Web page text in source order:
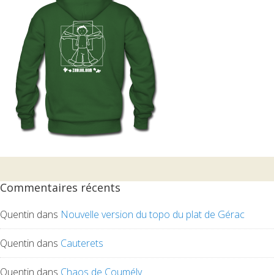
Commentaires récents
Quentin dans Nouvelle version du topo du plat de Gérac
Quentin dans Cauterets
Quentin dans Chaos de Coumély